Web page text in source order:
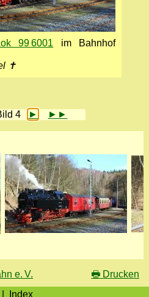
99 6001 im Bahnhof
✝
4 ► ►►
e. V. 🖶 Drucken
Index